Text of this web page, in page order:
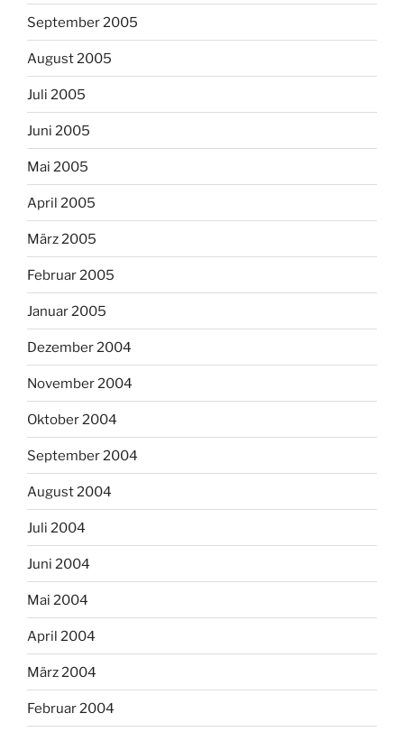
September 2005
August 2005
Juli 2005
Juni 2005
Mai 2005
April 2005
März 2005
Februar 2005
Januar 2005
Dezember 2004
November 2004
Oktober 2004
September 2004
August 2004
Juli 2004
Juni 2004
Mai 2004
April 2004
März 2004
Februar 2004